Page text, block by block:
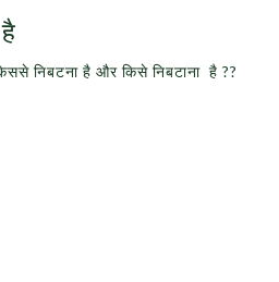
निबटना है और किसे निबटाना है ??